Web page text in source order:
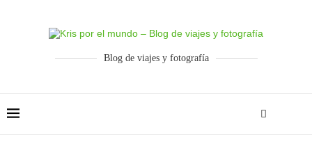
Blog de viajes y fotografía